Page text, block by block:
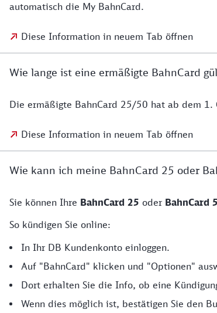
automatisch die My BahnCard.
Diese Information in neuem Tab öffnen
Wie lange ist eine ermäßigte BahnCard
Die ermäßigte BahnCard 25/50 hat ab dem
Diese Information in neuem Tab öffnen
Wie kann ich meine BahnCard 25 oder
Sie können Ihre BahnCard 25 oder BahnCard
So kündigen Sie online:
In Ihr DB Kundenkonto einloggen.
Auf "BahnCard" klicken und "Optionen"
Dort erhalten Sie die Info, ob eine
Wenn dies möglich ist, bestätigen Sie den